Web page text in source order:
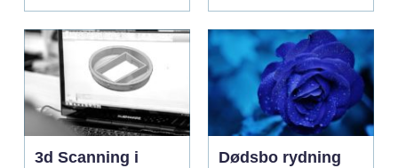
3d Scanning i
Dødsbo rydning